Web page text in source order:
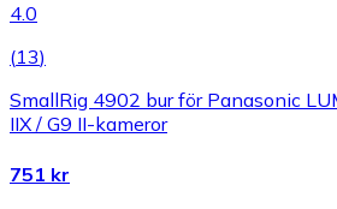
4.0
(13)
SmallRig 4902 bur för Panasonic
IIX / G9 II-kameror
751 kr